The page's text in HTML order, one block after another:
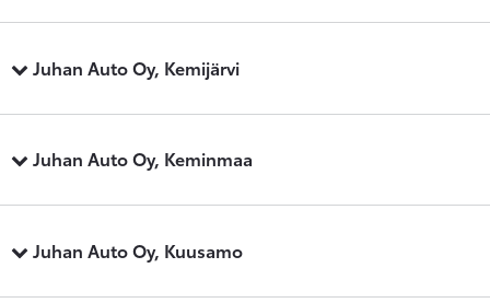
Juhan Auto Oy, Kemijärvi
Juhan Auto Oy, Keminmaa
Juhan Auto Oy, Kuusamo